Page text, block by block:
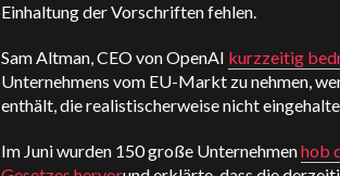
Einhaltung der Vorschriften fehlen.
Sam Altman, CEO von OpenAI kurzzeitig
Unternehmens vom EU-Markt zu nehmen,
enthält, die realistischerweise nicht
Im Juni wurden 150 große Unternehmenhob